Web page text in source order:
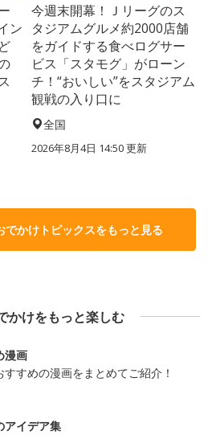
ン
今週末開幕！Ｊリーグのス
タジアムグルメ約2000店舗
をガイドする食べログサー
ビス「スタモグ」がローン
チ！“おいしい”をスタジアム
観戦の入り口に
全国
2026年8月4日 14:50更新
でかけトピックスをもっと見る
かけをもっと楽しむ
漫画
すめの漫画をまとめてご紹介！
アイデア集